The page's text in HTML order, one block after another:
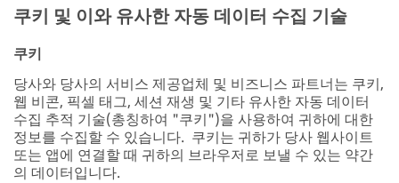
쿠키 및 이와 유사한 자동 데이터 수집 기술
쿠키
당사와 당사의 서비스 제공업체 및 비즈니스 파트너는 쿠키,
웹 비콘, 픽셀 태그, 세션 재생 및 기타 유사한 자동 데이터
수집 추적 기술(총칭하여 "쿠키")을 사용하여 귀하에 대한
정보를 수집할 수 있습니다. 쿠키는 귀하가 당사 웹사이트
또는 앱에 연결할 때 귀하의 브라우저로 보낼 수 있는 약간
의 데이터입니다.